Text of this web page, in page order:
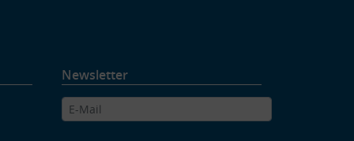
Newsletter